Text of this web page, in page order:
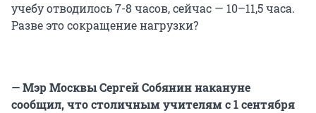
учебу отводилось 7-8 часов, сейчас — 10–11,5 часа.
Разве это сокращение нагрузки?
— Мэр Москвы Сергей Собянин накануне
сообщил, что столичным учителям с 1 сентября